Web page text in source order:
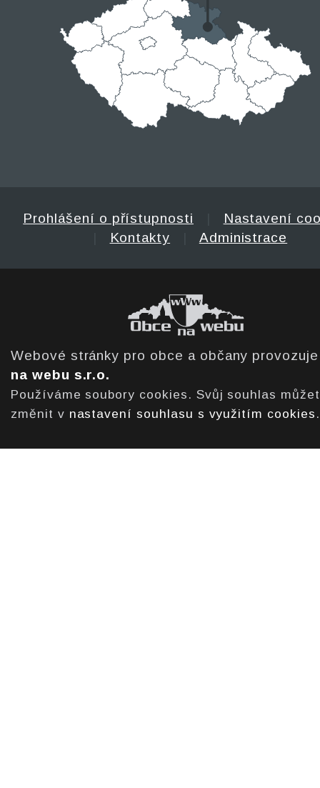
Prohlášení o přístupnosti
Nastavení
Kontakty Administrace
Webové stránky pro obce a občany
na webu s.r.o.
Používáme soubory cookies. Svůj souhlas
změnit v nastavení souhlasu s využitím cookies .